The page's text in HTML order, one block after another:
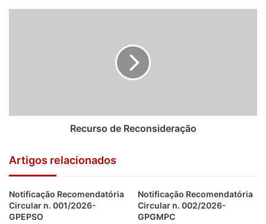
Recurso de Reconsideração
Artigos relacionados
Notificação Recomendatória
Circular n. 001/2026-
GPEPSO
Notificação Recomendatória
Circular n. 002/2026-
GPGMPC